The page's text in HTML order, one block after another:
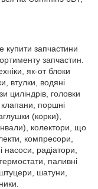
запчастини
запчастин.
як-от блоки
втулки, водяні
циліндрів, головки
клапани, поршні
(корки),
колектори, що
компресори,
радіатори,
паливні
шатуни,